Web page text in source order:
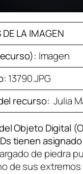
DE LA IMAGEN
Imagen
13790.JPG
recurso: Julia
Objeto Digital
tienen
de piedra
de sus